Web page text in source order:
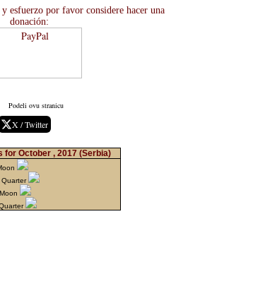
esfuerzo por favor considere hacer una
donación:
Podeli ovu stranicu
X / Twitter
for October , 2017 (Serbia)
Quarter